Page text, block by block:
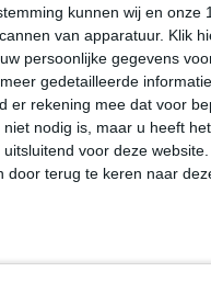
kunnen wij en onze
van apparatuur. Klik
persoonlijke gegevens
gedetailleerde
er rekening mee dat voor
nodig is, maar u heeft
voor deze
terug te keren naar
10:00 13:00
Z 2 Z 3